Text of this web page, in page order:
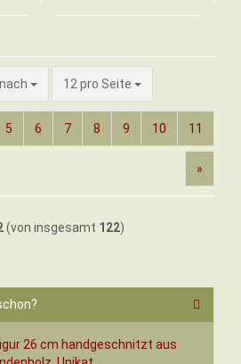
12 pro Seite
pro Seite
5 6 7 8 9 10 11
»
(von insgesamt 122)